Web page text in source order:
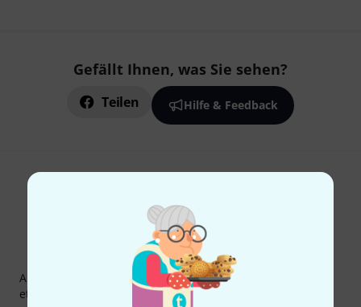
Gefällt Ihnen, was Sie sehen?
Teilen Hilfe & Feedback
Thomann Newsletter
Abonniere den Thomann Newsletter und gewinne mit
etwas Glück einen von50 Gutscheinen